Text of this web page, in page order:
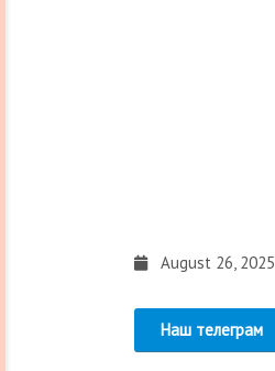
August 26, 2025
Наш телеграм